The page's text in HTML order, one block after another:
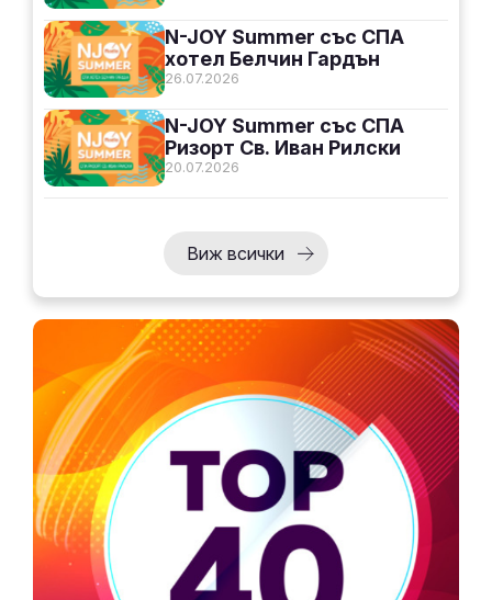
26.07.2026
N-JOY Summer със СПА
хотел Белчин Гардън
20.07.2026
N-JOY Summer със СПА
Ризорт Св. Иван Рилски
Виж всички